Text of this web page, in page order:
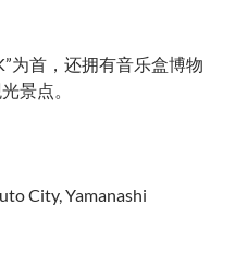
为首，还拥有音乐盒博物
景点。
City, Yamanashi